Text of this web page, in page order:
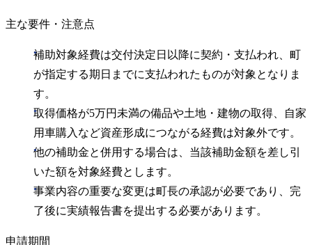
主な要件・注意点
補助対象経費は交付決定日以降に契約・支払われ、町
が指定する期日までに支払われたものが対象となりま
す。
取得価格が5万円未満の備品や土地・建物の取得、自家
用車購入など資産形成につながる経費は対象外です。
他の補助金と併用する場合は、当該補助金額を差し引
いた額を対象経費とします。
事業内容の重要な変更は町長の承認が必要であり、完
了後に実績報告書を提出する必要があります。
申請期間